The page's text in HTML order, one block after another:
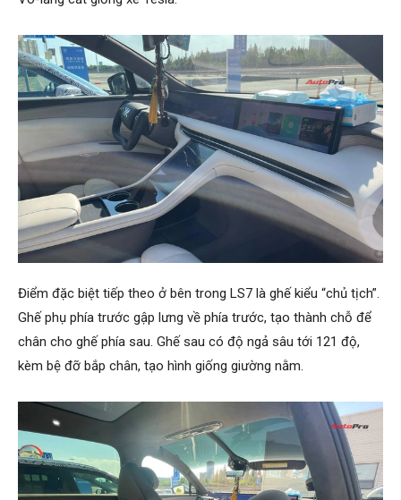
Điểm đặc biệt tiếp theo ở bên trong LS7 là ghế kiểu “chủ tịch”.
Ghế phụ phía trước gập lưng về phía trước, tạo thành chỗ để
chân cho ghế phía sau. Ghế sau có độ ngả sâu tới 121 độ,
kèm bệ đỡ bắp chân, tạo hình giống giường nằm.